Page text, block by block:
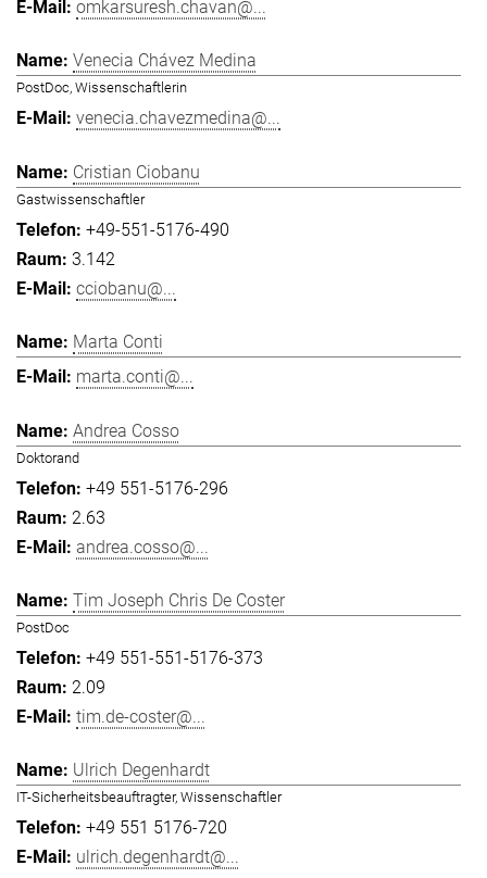
omkarsuresh.chavan@...
Venecia Chávez Medina
PostDoc, Wissenschaftlerin
venecia.chavezmedina@...
Cristian Ciobanu
Gastwissenschaftler
+49-551-5176-490
3.142
cciobanu@...
Marta Conti
marta.conti@...
Andrea Cosso
Doktorand
+49 551-5176-296
2.63
andrea.cosso@...
Tim Joseph Chris De Coster
PostDoc
+49 551-551-5176-373
2.09
tim.de-coster@...
Ulrich Degenhardt
IT-Sicherheitsbeauftragter, Wissenschaftler
+49 551 5176-720
ulrich.degenhardt@...